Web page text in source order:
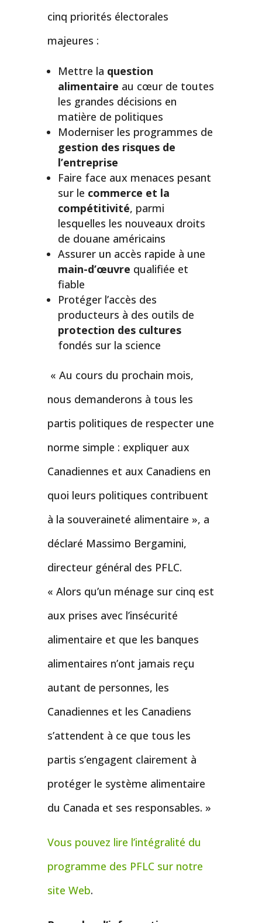
cinq priorités électorales
majeures :
Mettre la question
alimentaire au cœur de toutes
les grandes décisions en
matière de politiques
Moderniser les programmes de
gestion des risques de
l’entreprise
Faire face aux menaces pesant
sur le commerce et la
compétitivité, parmi
lesquelles les nouveaux droits
de douane américains
Assurer un accès rapide à une
main-d’œuvre qualifiée et
fiable
Protéger l’accès des
producteurs à des outils de
protection des cultures
fondés sur la science
« Au cours du prochain mois,
nous demanderons à tous les
partis politiques de respecter une
norme simple : expliquer aux
Canadiennes et aux Canadiens en
quoi leurs politiques contribuent
à la souveraineté alimentaire », a
déclaré Massimo Bergamini,
directeur général des PFLC.
« Alors qu’un ménage sur cinq est
aux prises avec l’insécurité
alimentaire et que les banques
alimentaires n’ont jamais reçu
autant de personnes, les
Canadiennes et les Canadiens
s’attendent à ce que tous les
partis s’engagent clairement à
protéger le système alimentaire
du Canada et ses responsables. »
Vous pouvez lire l’intégralité du
programme des PFLC sur notre
site Web.